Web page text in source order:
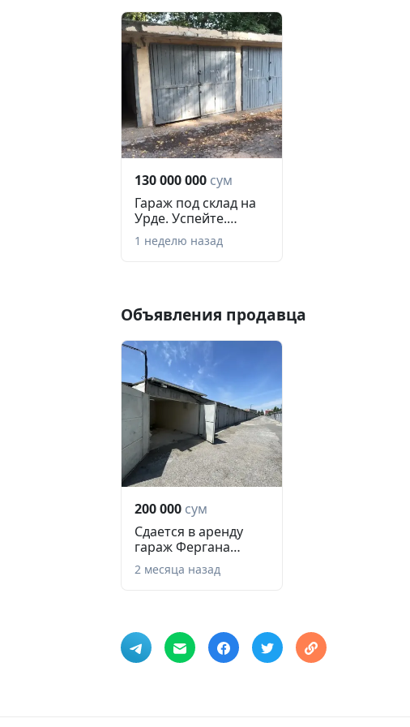
130 000 000 сум
Гараж под склад на
Урде. Успейте.
Документ есть. M...
1 неделю назад
Объявления продавца
200 000 сум
Сдается в аренду
гараж Фергана
Киргили Ijaraga
Omb...
2 месяца назад